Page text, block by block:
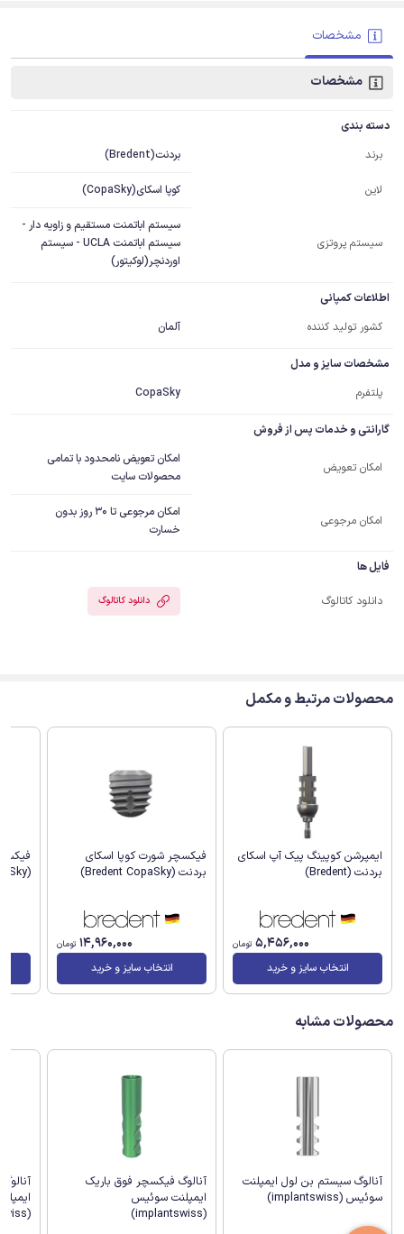
مشخصات
مشخصات
دسته بندی
برند
بردنت(Bredent)
لاین کوپا اسکای(CopaSky)
سیستم پروتزی
سیستم اباتمنت مستقیم و زاویه دار -
سیستم اباتمنت UCLA - سیستم
اوردنچر(لوکیتور)
اطلاعات کمپانی
کشور تولید کننده
آلمان
مشخصات سایز و مدل
پلتفرم
CopaSky
گارانتی و خدمات پس از فروش
امکان تعویض
امکان تعویض نامحدود با تمامی
محصولات سایت
امکان مرجوعی
امکان مرجوعی تا 30 روز بدون
خسارت
فایل ها
دانلود کاتالوگ دانلود کاتالوگ
محصولات مرتبط و مکمل
ایمپرشن کوپینگ پیک آپ اسکای
بردنت (Bredent)
5,456,000 تومان
انتخاب سایز و خرید
فیکسچر شورت کوپا اسکای
بردنت (Bredent CopaSky)
14,960,000 تومان
انتخاب سایز و خرید
(Bredent CopaSky)
محصولات مشابه
آنالوگ سیستم بن لول ایمپلنت
سوئیس (implantswiss)
آنالوگ فیکسچر فوق باریک
ایمپلنت سوئیس
(implantswiss)
(implantswiss)